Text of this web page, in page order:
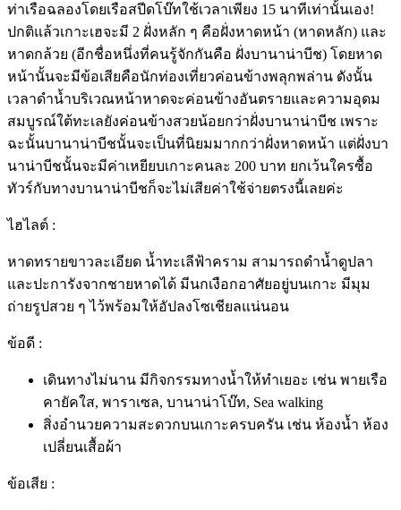
ท่าเรือฉลองโดยเรือสปีดโบ๊ทใช้เวลาเพียง 15 นาทีเท่านั้นเอง!
ปกติแล้วเกาะเฮจะมี 2 ฝั่งหลัก ๆ คือฝั่งหาดหน้า (หาดหลัก) และ
หาดกล้วย (อีกชื่อหนึ่งที่คนรู้จักกันคือ ฝั่งบานาน่าบีช) โดยหาด
หน้านั้นจะมีข้อเสียคือนักท่องเที่ยวค่อนข้างพลุกพล่าน ดังนั้น
เวลาดำน้ำบริเวณหน้าหาดจะค่อนข้างอันตรายและความอุดม
สมบูรณ์ใต้ทะเลยังค่อนข้างสวยน้อยกว่าฝั่งบานาน่าบีช เพราะ
ฉะนั้นบานาน่าบีชนั้นจะเป็นที่นิยมมากกว่าฝั่งหาดหน้า แต่ฝั่งบา
นาน่าบีชนั้นจะมีค่าเหยียบเกาะคนละ 200 บาท ยกเว้นใครซื้อ
ทัวร์กับทางบานาน่าบีชก็จะไม่เสียค่าใช้จ่ายตรงนี้เลยค่ะ
ไฮไลต์ :
หาดทรายขาวละเอียด น้ำทะเลีฟ้าคราม สามารถดำน้ำดูปลา
และปะการังจากชายหาดได้ มีนกเงือกอาศัยอยู่บนเกาะ มีมุม
ถ่ายรูปสวย ๆ ไว้พร้อมให้อัปลงโซเชียลแน่นอน
ข้อดี :
เดินทางไม่นาน มีกิจกรรมทางน้ำให้ทำเยอะ เช่น พายเรือ
คายัคใส, พาราเซล, บานาน่าโบ๊ท, Sea walking
สิ่งอำนวยความสะดวกบนเกาะครบครัน เช่น ห้องน้ำ ห้อง
เปลี่ยนเสื้อผ้า
ข้อเสีย :